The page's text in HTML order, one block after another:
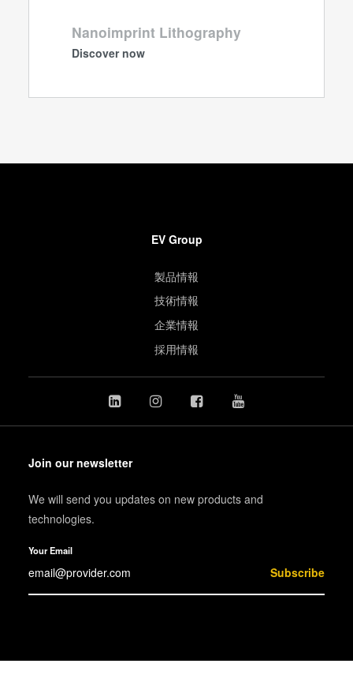
Nanoimprint Lithography
Discover now
EV Group
製品情報
技術情報
企業情報
採用情報
Join our newsletter
We will send you updates on new products and
technologies.
Your Email
Subscribe